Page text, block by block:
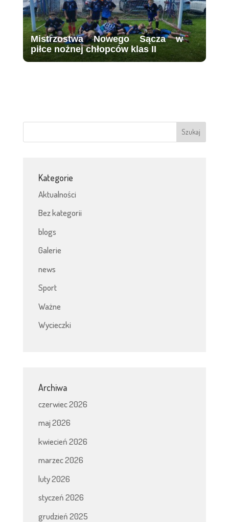
Mistrzostwa Nowego Sącza w
piłce nożnej chłopców klas II
Kategorie
Aktualności
Bez kategorii
blogs
Galerie
news
Sport
Ważne
Wycieczki
Archiwa
czerwiec 2026
maj 2026
kwiecień 2026
marzec 2026
luty 2026
styczeń 2026
grudzień 2025